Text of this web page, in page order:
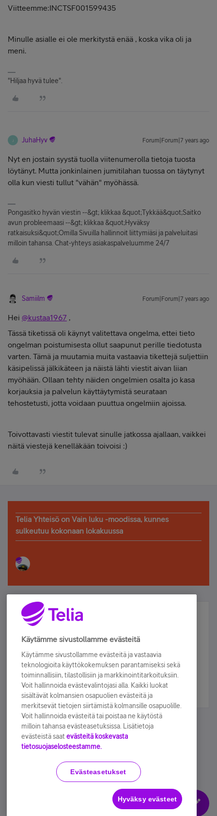
Viitteemme:INCTSF001599435
Minulle asialle ei ole merkitystä enää , koska vika oli ja
meni.
"Hiljaa hyvä tulee".
J JuhaHyv Forum|Forum|7 years ago
Nyt en jostain syystä tuolla viitenumerolla tietoja tuosta
löytänyt. Mutta jonkinlainen jumitilahan tuossa on täytynyt
olla kun viesti tullut "vähän" myöhässä.
Pongasitko hyvän viestin --&gt; klikkaa &quot;Tykkää&quot;Saitko
avun probleemaasi --&gt; klikkaa &quot;Hyväksy
ratkaisuksi&quot;Omilla Sivuilla hallinnoit liittymiäsi ja palveluitasi
milloin tahansa. Chat-yhteys asiakaspalveluumme 24/7
Samiilm Forum|Forum|7 years ago
Hei @kustaa1967 ,
Tässä tiketissä oli käynyt valitettava ongelma, ettei tieto
ongelman poistumisesta ollut saapunut perille tiedotusta
varten. Tämä ja muutamia muita vastaavia tikettejä suljettiin
käsipelissä jälkikäteen ja näistä lähti viestit aivan liian
myöhään. Ollaan tehty näiden ongelmien osalta jo kasa
korjauksia ja palvelun käyttäytymistä seurataan
tehostetusti, jotta voidaan puuttua ongelmiin ajoissa.
Toivottavasti viestit tulevat sinulle jatkossa ajallaan, vaikkei
näitä viestejä kenelläkään toivoisi :)
Telia Yhteisö on Vain luku -moodissa, kunnes
sulkeutuu kokonaan lokakuussa
Älä jää paitsi – osallistu ja voita!
Tilaa Telian uutiskirje ja olet mukana arvonnassa.
sähköpostiisi.
Tilaa nyt
Käyttöehdot Accessibility statement
Evästeasetukset
Käytämme sivustollamme evästeitä
Käytämme sivustollamme evästeitä ja vastaavia
teknologioita käyttökokemuksen parantamiseksi sekä
toiminnallisiin, tilastollisiin ja markkinointitarkoituksiin.
Voit hallinnoida evästevalintojasi alla. Kaikki luokat
sisältävät kolmansien osapuolien evästeitä ja
merkitsevät tietojen siirtämistä kolmansille osapuolille.
Voit hallinnoida evästeitä tai poistaa ne käytöstä
milloin tahansa evästeasetuksissa. Lisätietoja
evästeistä saat evästeitä koskevasta
tietosuojaselosteestamme.
Evästeasetukset
Hyväksy evästeet